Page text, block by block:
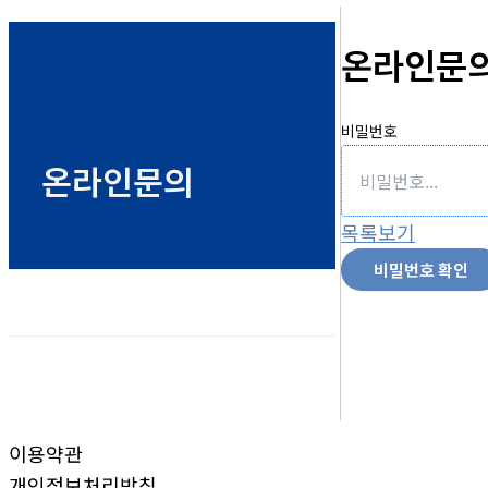
온라인문의
온라인문
비밀번호
목록보기
비밀번호 확인
이용약관